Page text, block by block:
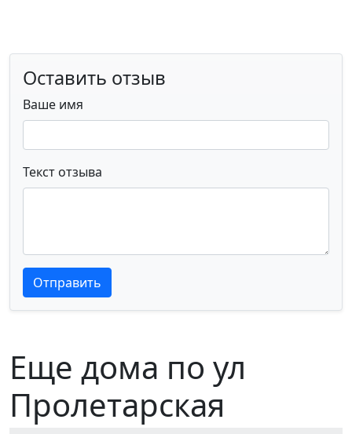
Оставить отзыв
Ваше имя
Текст отзыва
Текст отзыва
Текст отзыва
Отправить
Еще дома по ул
Пролетарская